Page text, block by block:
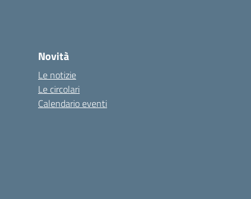
Novità
Le notizie
Le circolari
Calendario eventi